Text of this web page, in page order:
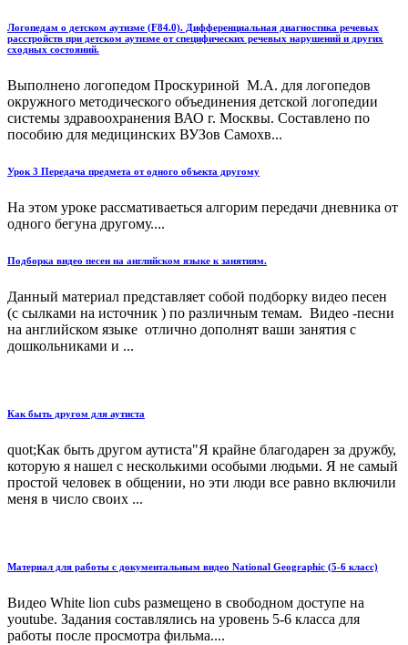
Логопедам о детском аутизме (F84.0). Дифференциальная диагностика речевых
расстройств при детском аутизме от специфических речевых нарушений и других
сходных состояний.
Выполнено логопедом Проскуриной М.А. для логопедов
окружного методического объединения детской логопедии
системы здравоохранения ВАО г. Москвы. Составлено по
пособию для медицинских ВУЗов Самохв...
Урок 3 Передача предмета от одного объекта другому
На этом уроке рассмативаеться алгорим передачи дневника от
одного бегуна другому....
Подборка видео песен на английском языке к занятиям.
Данный материал представляет собой подборку видео песен
(с сылками на источник ) по различным темам. Видео -песни
на английском языке отлично дополнят ваши занятия с
дошкольниками и ...
Как быть другом для аутиста
quot;Как быть другом аутиста"Я крайне благодарен за дружбу,
которую я нашел с несколькими особыми людьми. Я не самый
простой человек в общении, но эти люди все равно включили
меня в число своих ...
Материал для работы с документальным видео National Geographic (5-6 класс)
Видео White lion cubs размещено в свободном доступе на
youtube. Задания составлялись на уровень 5-6 класса для
работы после просмотра фильма....